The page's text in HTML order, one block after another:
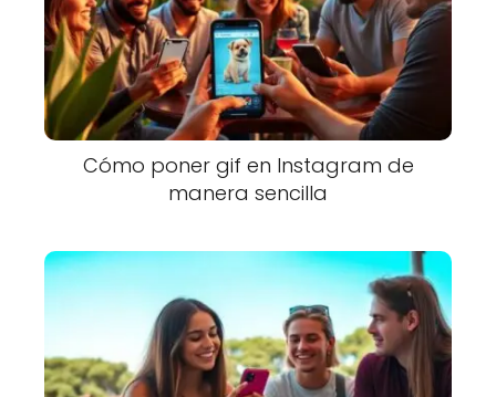
Cómo poner gif en Instagram de
manera sencilla